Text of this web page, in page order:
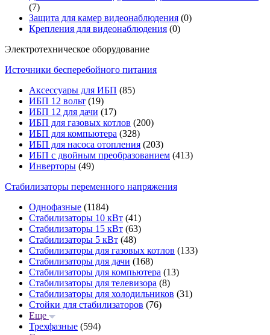
(7)
Защита для камер видеонаблюдения (0)
Крепления для видеонаблюдения (0)
Электротехническое оборудование
Источники бесперебойного питания
Аксессуары для ИБП (85)
ИБП 12 вольт (19)
ИБП 12 для дачи (17)
ИБП для газовых котлов (200)
ИБП для компьютера (328)
ИБП для насоса отопления (203)
ИБП с двойным преобразованием (413)
Инверторы (49)
Стабилизаторы переменного напряжения
Однофазные (1184)
Стабилизаторы 10 кВт (41)
Стабилизаторы 15 кВт (63)
Стабилизаторы 5 кВт (48)
Стабилизаторы для газовых котлов (133)
Стабилизаторы для дачи (168)
Стабилизаторы для компьютера (13)
Стабилизаторы для телевизора (8)
Стабилизаторы для холодильников (31)
Стойки для стабилизаторов (76)
Еще
Трехфазные (594)